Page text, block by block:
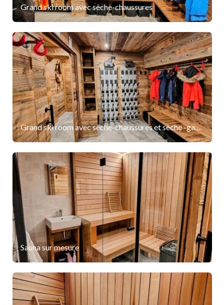
Grand ski room avec sèche-chaussures
Grand ski room avec sèche-chaussures et sèche -gants
Sauna sur mesure